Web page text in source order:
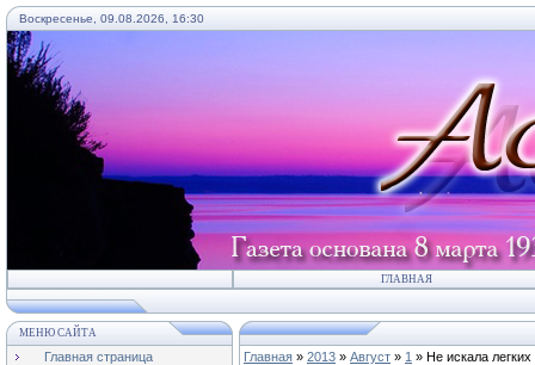
Воскресенье, 09.08.2026, 16:30
ГЛАВНАЯ
МЕНЮ САЙТА
Главная страница
Главная » 2013 » Август » 1 » Не искала легких